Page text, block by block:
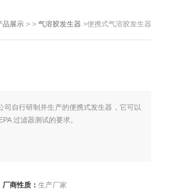
品展示 > > 气溶胶发生器 >便携式气溶胶发生器
自行研制并生产的便携式发生器，它可以
过滤器测试的要求。
厂商性质： 生产厂家